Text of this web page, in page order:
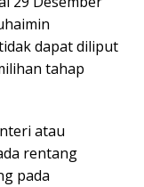
dapat diliput
tahap
atau
rentang
pada